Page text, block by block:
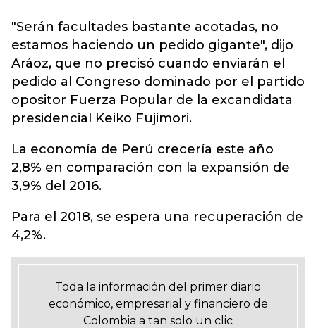
"Serán facultades bastante acotadas, no
estamos haciendo un pedido gigante", dijo
Aráoz, que no precisó cuando enviarán el
pedido al Congreso dominado por el partido
opositor Fuerza Popular de la excandidata
presidencial Keiko Fujimori.
La economía de Perú crecería este año
2,8% en comparación con la expansión de
3,9% del 2016.
Para el 2018, se espera una recuperación de
4,2%.
Toda la información del primer diario
económico, empresarial y financiero de
Colombia a tan solo un clic